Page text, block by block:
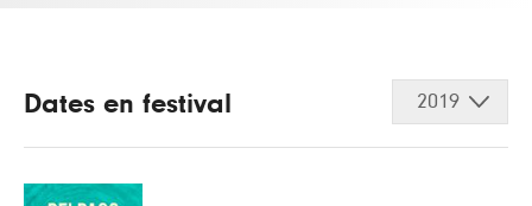
Dates en festival 2019